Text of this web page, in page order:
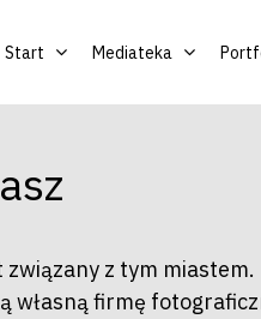
Start Mediateka
z tym miastem.
własną firmę